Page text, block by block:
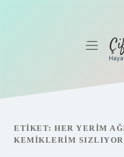
Gizlilik Politikası
Hakkımızda
menüyü
ETIKET: HER YERIM
KEMIKLERIM